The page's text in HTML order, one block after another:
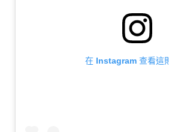
在 Instagram 查看這